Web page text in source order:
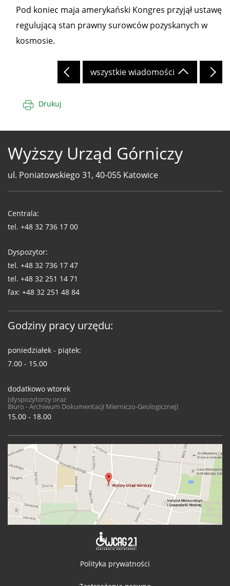
Pod koniec maja amerykański Kongres przyjął ustawę
regulującą stan prawny surowców pozyskanych w
kosmosie.
wszystkie wiadomości
Drukuj
Wyższy Urząd Górniczy
ul. Poniatowskiego 31, 40-055 Katowice
WUG
Centrala:
tel. +48 32 736 17 00
Dyspozytor:
tel. +48 32 736 17 47
tel. +48 32 251 14 71
fax: +48 32 251 48 84
Godziny pracy urzędu:
poniedziałek - piątek:
7.00 - 15.00
dodatkowo wtorek
(dyspozytorzy oraz
Biuro - Archiwum Dokumentacji Mierniczo-Geologicznej)
15.00 - 18.00
Polityka prywatności